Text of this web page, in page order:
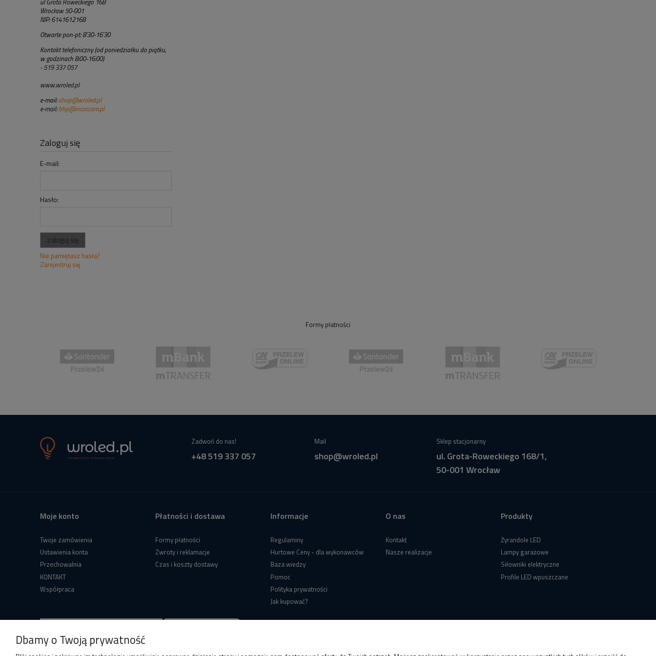
ul Grota Roweckiego 168
Wrocław 50-001
NIP: 6141612168
Otwarte pon-pt: 8'30-16'30
Kontakt telefoniczny (od poniedziałku do piątku,
w godzinach 8:00-16:00)
- 519 337 057
www.wroled.pl
e-mail: shop@wroled.pl
e-mail:bhp@incor.com.pl
Zaloguj się
E-mail:
Hasło:
zaloguj się
Nie pamiętasz hasła?
Zarejestruj się
Formy płatności
Zadwoń do nas!
+48 519 337 057
Mail
shop@wroled.pl
Sklep stacjonarny
ul. Grota-Roweckiego 168/1,
50-001 Wrocław
Moje konto
Twoje zamówienia
Ustawienia konta
Przechowalnia
KONTAKT
Współpraca
Płatności i dostawa
Formy płatności
Zwroty i reklamacje
Czas i koszty dostawy
Informacje
Regulaminy
Hurtowe Ceny - dla wykonawców
Baza wiedzy
Pomoc
Polityka prywatności
Jak kupować?
O nas
Kontakt
Nasze realizacje
Produkty
Żyrandole LED
Lampy garażowe
Siłowniki elektryczne
Profile LED wpuszczane
Dbamy o Twoją prywatność